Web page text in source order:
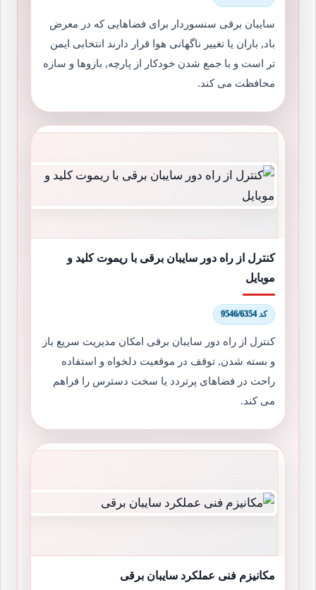
سایبان برقی سنسوردار برای فضاهایی که در معرض
باد, باران یا تغییر ناگهانی هوا قرار دارند انتخابی ایمن
تر است و با جمع شدن خودکار از پارچه, بازوها و سازه
محافظت می کند.
کنترل از راه دور سایبان برقی با ریموت کلید و
موبایل
کد 9546/6354
کنترل از راه دور سایبان برقی امکان مدیریت سریع باز
و بسته شدن, توقف در موقعیت دلخواه و استفاده
راحت در فضاهای پرتردد یا سخت دسترس را فراهم
می کند.
مکانیزم فنی عملکرد سایبان برقی